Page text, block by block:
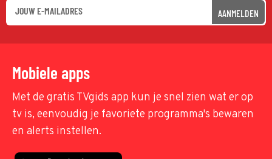
AANMELDEN
Mobiele apps
Met de gratis TVgids app kun je snel zien wat er op
tv is, eenvoudig je favoriete programma's bewaren
en alerts instellen.